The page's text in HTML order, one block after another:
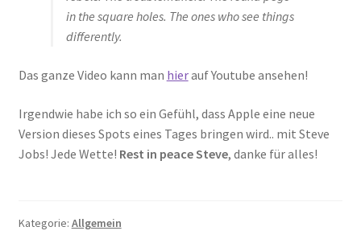
in the square holes. The ones who see things
differently.
Das ganze Video kann man hierauf Youtube ansehen!
Irgendwie habe ich so ein Gefühl, dass Apple eine neue
Version dieses Spots eines Tages bringen wird.. mit Steve
Jobs! Jede Wette! Rest in peace Steve, danke für alles!
Kategorie: Allgemein